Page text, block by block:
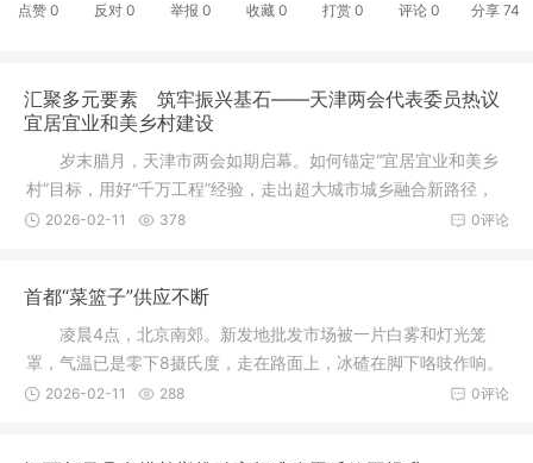
点赞 0 反对 0 举报 0 收藏 0 打赏 0 评论 0 分享 74
汇聚多元要素 筑牢振兴基石——天津两会代表委员热议
宜居宜业和美乡村建设
岁末腊月，天津市两会如期启幕。如何锚定“宜居宜业和美乡
村”目标，用好“千万工程”经验，走出超大城市城乡融合新路径，
牵动着代表委员的心。围绕要素投入这一关键课题，农业、科0评论
2026-02-11 378
首都“菜篮子”供应不断
凌晨4点，北京南郊。新发地批发市场被一片白雾和灯光笼
罩，气温已是零下8摄氏度，走在路面上，冰碴在脚下咯吱作响。
0评论
2026-02-11 288